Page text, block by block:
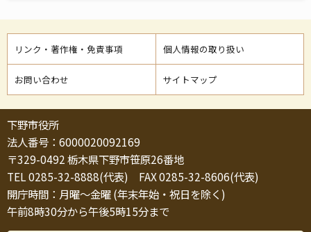
リンク・著作権・免責事項 個人情報の取り扱い
お問い合わせ サイトマップ
下野市役所
法人番号：6000020092169
〒329-0492 栃木県下野市笹原26番地
TEL 0285-32-8888(代表) FAX 0285-32-8606(代表)
開庁時間：月曜～金曜 (年末年始・祝日を除く)
午前8時30分から午後5時15分まで